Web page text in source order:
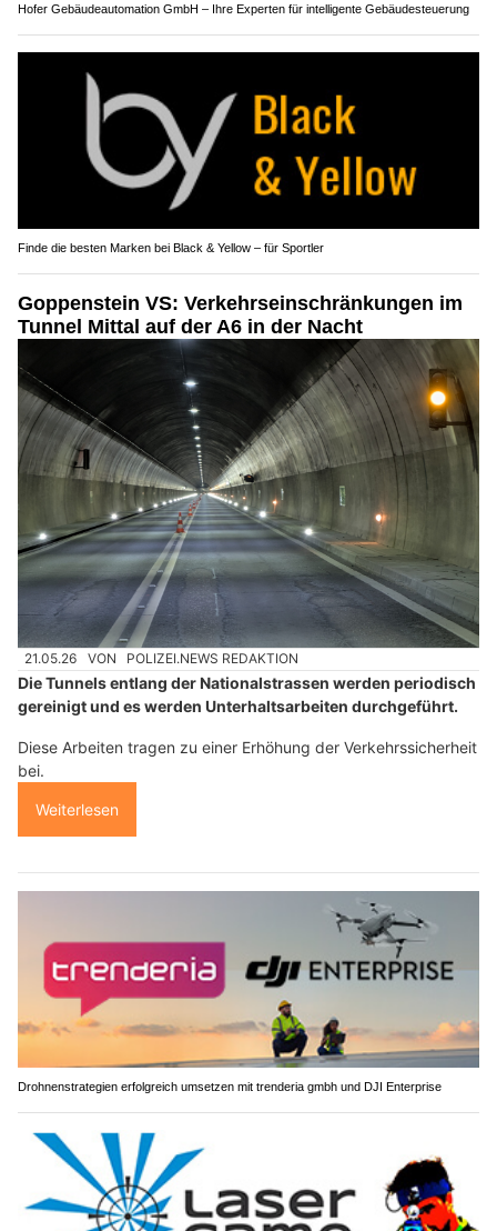
Hofer Gebäudeautomation GmbH – Ihre Experten für intelligente Gebäudesteuerung
Finde die besten Marken bei Black & Yellow – für Sportler
Goppenstein VS: Verkehrseinschränkungen im
Tunnel Mittal auf der A6 in der Nacht
21.05.26 VON POLIZEI.NEWS REDAKTION
Die Tunnels entlang der Nationalstrassen werden periodisch
gereinigt und es werden Unterhaltsarbeiten durchgeführt.
Diese Arbeiten tragen zu einer Erhöhung der Verkehrssicherheit
bei.
Weiterlesen
Drohnenstrategien erfolgreich umsetzen mit trenderia gmbh und DJI Enterprise